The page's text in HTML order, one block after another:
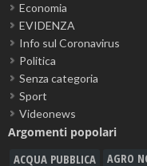
Economia
EVIDENZA
Info sul Coronavirus
Politica
Senza categoria
Sport
Videonews
Argomenti popolari
ACQUA PUBBLICA AGRO